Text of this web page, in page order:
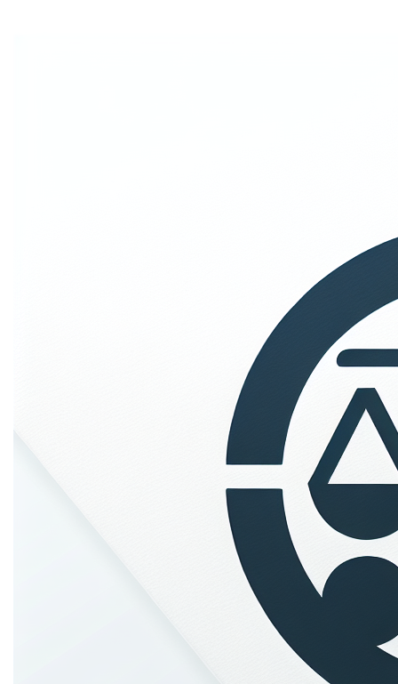
de mogelijkheid om domeinnamen te registreren, kopen,
Deze Algemene Voorwaarden (‘Voorwaarden’) zijn van
toepassing op elke bestelling die geplaatst wordt door
een bezoeker van deze e-commerce website
(‘Klant’).Deze Algemene Voorwaarden (‘Voorwaarden’)
zijn van toepassing op elke bestelling die geplaatst
wordt door een bezoeker van deze e-commerce website
(‘Klant’).Deze Algemene Voorwaarden (‘Voorwaarden’)
zijn van toepassing op elke bestelling die geplaatst
wordt door een bezoeker van deze e-commerce website
(‘Klant’).Deze Algemene Voorwaarden (‘Voorwaarden’)
zijn van toepassing op elke bestelling die geplaatst
wordt door een bezoeker van deze e-commerce website
(‘Klant’). Bij het plaatsen van een bestelling via de
webwinkel van Sara.be moet de Klant deze Voorwaarden
uitdrukkelijk aanvaarden, waarmee hij instemt met de
toepasselijkheid van deze Voorwaarden, met uitsluiting